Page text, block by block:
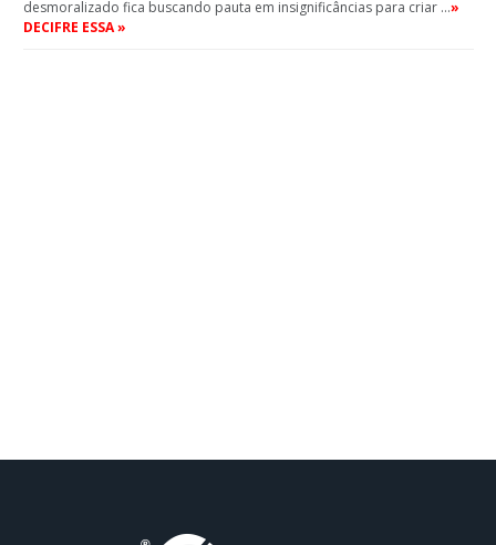
desmoralizado fica buscando pauta em insignificâncias para criar …»
DECIFRE ESSA »